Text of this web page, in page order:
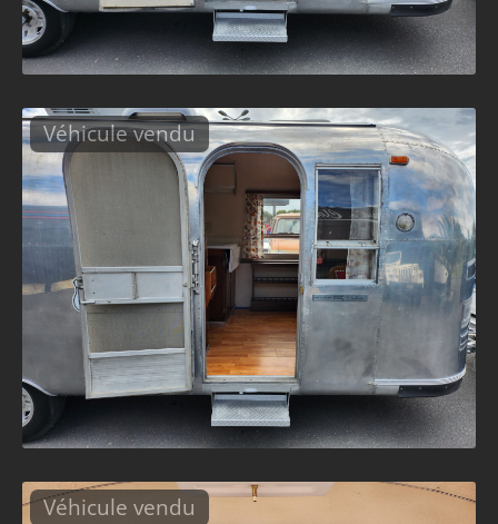
Véhicule vendu
Véhicule vendu